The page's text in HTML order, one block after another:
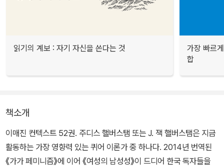
읽기의 계보 : 자기 자신을 쓴다는 것
가장 빠르
합
책소개
이매진 컨텍스트 52권. 주디스 핼버스탬 또는 J. 잭 핼버스탬은 지금
활동하는 가장 영향력 있는 퀴어 이론가 중 하나다. 2014년 번역된
《가가 페미니즘》에 이어 《여성의 남성성》이 드디어 한국 독자들을